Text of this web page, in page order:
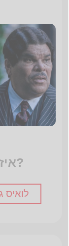
איזה גומז אדמס אתה אוהב?
לואיס